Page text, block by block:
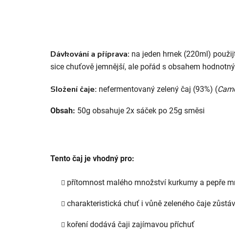
Dávkování a příprava: na jeden hrnek (220ml)
sice chuťově jemnější, ale pořád s obsahem
Složení čaje: nefermentovaný zelený čaj (93%) (
Obsah: 50g obsahuje 2x sáček po 25g směsi
Tento čaj je vhodný pro:
přítomnost malého množství kurkumy a pepře
charakteristická chuť i vůně zeleného čaje
koření dodává čaji zajímavou příchuť